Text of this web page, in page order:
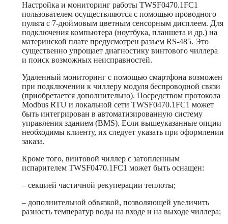
Настройка и мониторинг работы TWSF0470.1FC1
пользователем осуществляются с помощью проводного
пульта с 7-дюймовым цветным сенсорным дисплеем. Для
подключения компьютера (ноутбука, планшета и др.) на
материнской плате предусмотрен разъем RS-485. Это
существенно упрощает диагностику винтового чиллера
и поиск возможных неисправностей.
Удаленный мониторинг с помощью смартфона возможен
при подключении к чиллеру модуля беспроводной связи
(приобретается дополнительно). Посредством протокола
Modbus RTU и локальной сети TWSF0470.1FC1 может
быть интегрирован в автоматизированную систему
управления зданием (BMS). Если вышеуказанные опции
необходимы клиенту, их следует указать при оформлении
заказа.
Кроме того, винтовой чиллер с затопленным
испарителем TWSF0470.1FC1 может быть оснащен:
– секцией частичной рекуперации теплоты;
– дополнительной обвязкой, позволяющей увеличить
разность температур воды на входе и на выходе чиллера;